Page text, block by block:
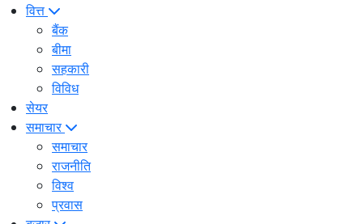
वित्त
बैंक
बीमा
सहकारी
विविध
सेयर
समाचार
समाचार
राजनीति
विश्व
प्रवास